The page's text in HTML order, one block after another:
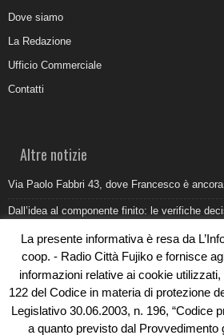
Dove siamo
La Redazione
Ufficio Commerciale
Contatti
Altre notizie
Via Paolo Fabbri 43, dove Francesco è
Dall’idea al componente finito: le verifiche
Belvedere Marittimo e il report ARPACAL
Come organizzare e allestire una camera
Umidità di risalita in casa, come riconoscere i
La presente informativa è resa da
coop. - Radio Città Fujiko e fornisce
informazioni relative ai cookie
122 del Codice in materia di protezione
Legislativo 30.06.2003, n. 196, “Codice
a quanto previsto dal Provvedimento